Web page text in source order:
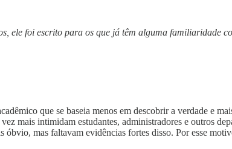
ele foi escrito para os que já têm alguma familiaridade
que se baseia menos em descobrir a verdade e
mais intimidam estudantes, administradores e outros
mas faltavam evidências fortes disso. Por esse